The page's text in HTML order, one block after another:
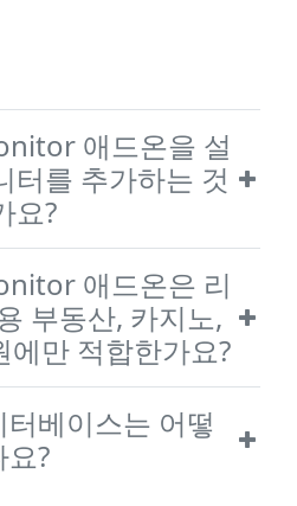
애드온을 설
터를 추가하는 것
요?
애드온은 리
부동산, 카지노,
만 적합한가요?
베이스는 어떻
?